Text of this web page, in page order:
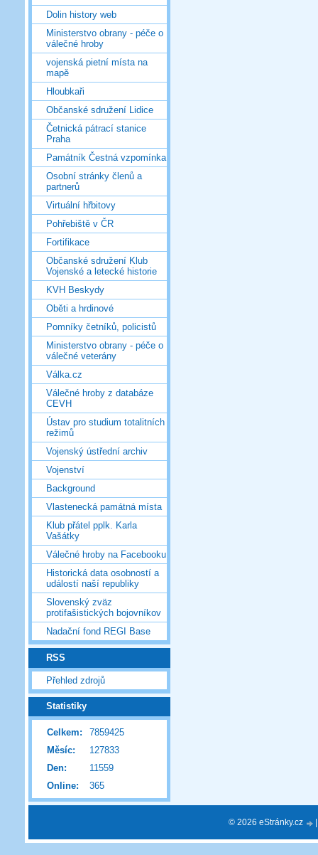
Dolin history web
Ministerstvo obrany - péče o
válečné hroby
vojenská pietní místa na
mapě
Hloubkaři
Občanské sdružení Lidice
Četnická pátrací stanice
Praha
Památník Čestná vzpomínka
Osobní stránky členů a
partnerů
Virtuální hřbitovy
Pohřebiště v ČR
Fortifikace
Občanské sdružení Klub
Vojenské a letecké historie
KVH Beskydy
Oběti a hrdinové
Pomníky četníků, policistů
Ministerstvo obrany - péče o
válečné veterány
Válka.cz
Válečné hroby z databáze
CEVH
Ústav pro studium totalitních
režimů
Vojenský ústřední archiv
Vojenství
Background
Vlastenecká památná místa
Klub přátel pplk. Karla
Vašátky
Válečné hroby na Facebooku
Historická data osobností a
událostí naší republiky
Slovenský zväz
protifašistických bojovníkov
Nadační fond REGI Base
RSS
Přehled zdrojů
Statistiky
Online: 365
Celkem:
7859425
Měsíc:
127833
Den:
11559
© 2026 eStránky.cz